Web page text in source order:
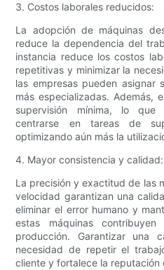
3. Costos laborales reducidos:
La adopción de máquinas
reduce la dependencia del
instancia reduce los costos
repetitivas y minimizar la
las empresas pueden asignar
más especializadas. Además,
supervisión mínima, lo
centrarse en tareas de
optimizando aún más la
4. Mayor consistencia y calidad:
La precisión y exactitud de las
velocidad garantizan una
eliminar el error humano y
estas máquinas
producción. Garantizar una
necesidad de repetir el
cliente y fortalece la reputación